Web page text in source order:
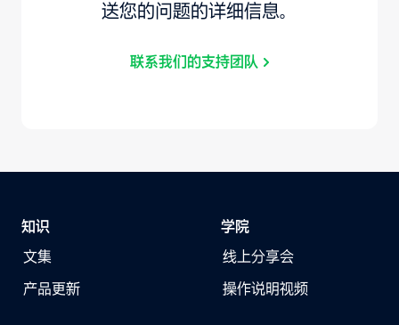
送您的问题的详细信息。
联系我们的支持团队
知识
文集
产品更新
学院
线上分享会
操作说明视频